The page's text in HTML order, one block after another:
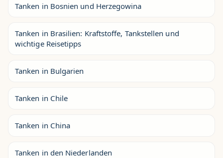
Tanken in Bosnien und Herzegowina
Tanken in Brasilien: Kraftstoffe, Tankstellen und
wichtige Reisetipps
Tanken in Bulgarien
Tanken in Chile
Tanken in China
Tanken in den Niederlanden